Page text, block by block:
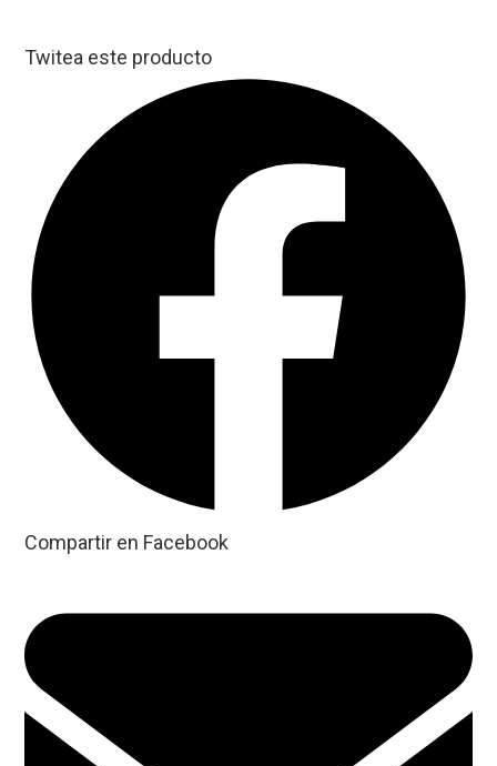
Twitea este producto
Compartir en Facebook